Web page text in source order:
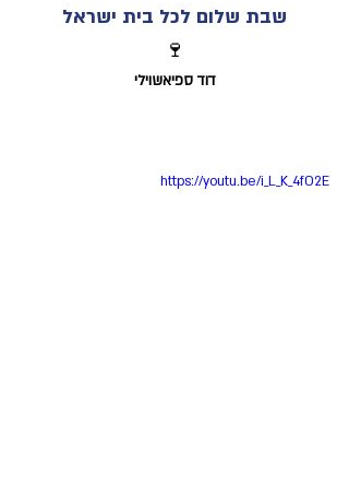
שבת שלום לכל בית ישראל
🍷
דוד ספיאשוילי
https://youtu.be/i_L_K_4fO2E